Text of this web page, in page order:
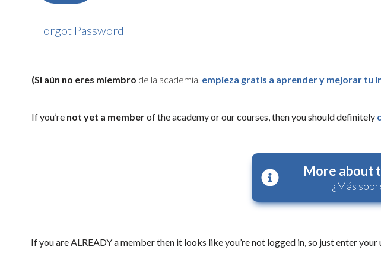
Forgot Password
(Si aún no eres miembro de la academia, empieza gratis a aprender y mejorar tu
If you’re not yet a memberof the academy or our courses, then you should definitely
More about
¿Más
If you are ALREADY a member then it looks like you’re not logged in, so just enter